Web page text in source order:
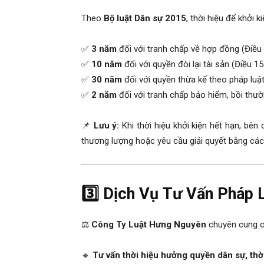
Theo Bộ luật Dân sự 2015, thời hiệu để khởi
✅ 3 năm đối với tranh chấp về hợp đồng (Điều
✅ 10 năm đối với quyền đòi lại tài sản (Điều
✅ 30 năm đối với quyền thừa kế theo pháp
✅ 2 năm đối với tranh chấp bảo hiểm, bồi
📌 Lưu ý: Khi thời hiệu khởi kiện hết hạn,
thương lượng hoặc yêu cầu giải quyết bằng
3️⃣ Dịch Vụ Tư Vấn Pháp
⚖️ Công Ty Luật Hưng Nguyên chuyên cung
🔹 Tư vấn thời hiệu hưởng quyền dân sự,